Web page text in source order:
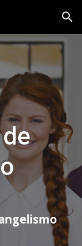
Skip to navigation